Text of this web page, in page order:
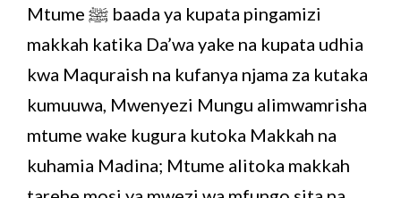
Mtume ﷺ baada ya kupata pingamizi
makkah katika Da’wa yake na kupata udhia
kwa Maquraish na kufanya njama za kutaka
kumuuwa, Mwenyezi Mungu alimwamrisha
mtume wake kugura kutoka Makkah na
kuhamia Madina; Mtume alitoka makkah